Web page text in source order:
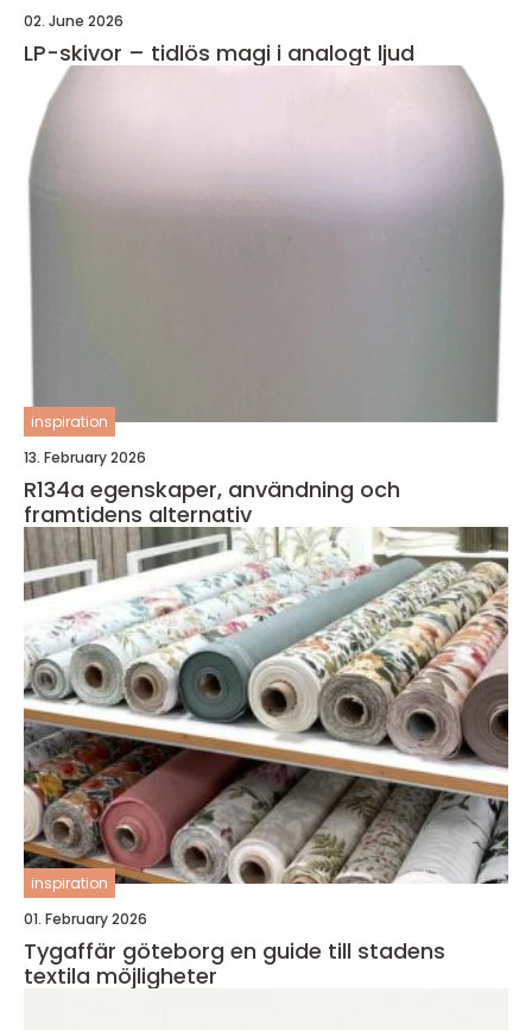
02. June 2026
LP-skivor – tidlös magi i analogt ljud
inspiration
13. February 2026
R134a egenskaper, användning och
framtidens alternativ
inspiration
01. February 2026
Tygaffär göteborg en guide till stadens
textila möjligheter